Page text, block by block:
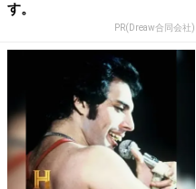
す。
PR(Dreaw合同会社)